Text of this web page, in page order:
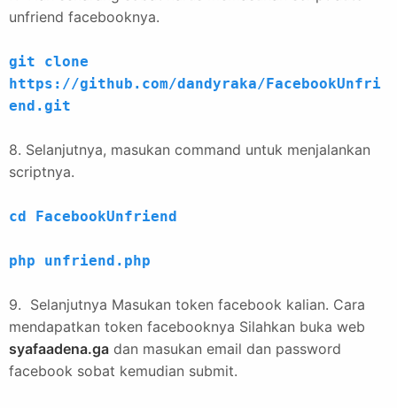
unfriend facebooknya.
git clone
https://github.com/dandyraka/FacebookUnfri
end.git
8. Selanjutnya, masukan command untuk menjalankan
scriptnya.
cd FacebookUnfriend
php unfriend.php
9. Selanjutnya Masukan token facebook kalian. Cara
mendapatkan token facebooknya Silahkan buka web
syafaadena.ga dan masukan email dan password
facebook sobat kemudian submit.